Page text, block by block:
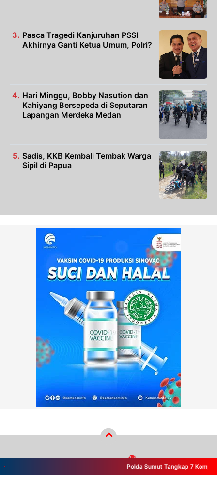
Pasca Tragedi Kanjuruhan PSSI
Akhirnya Ganti Ketua Umum, Polri?
Hari Minggu, Bobby Nasution dan
Kahiyang Bersepeda di Seputaran
Lapangan Merdeka Medan
Sadis, KKB Kembali Tembak Warga
Sipil di Papua
Polda Sumut Tangkap 7